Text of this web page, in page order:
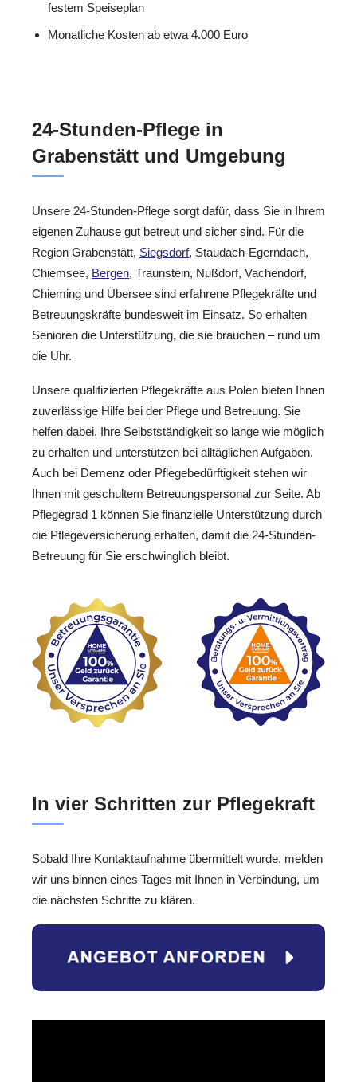
festem Speiseplan
Monatliche Kosten ab etwa 4.000 Euro
24-Stunden-Pflege in
Grabenstätt und Umgebung
Unsere 24-Stunden-Pflege sorgt dafür, dass Sie in Ihrem
eigenen Zuhause gut betreut und sicher sind. Für die
Region Grabenstätt, Siegsdorf, Staudach-Egerndach,
Chiemsee, Bergen, Traunstein, Nußdorf, Vachendorf,
Chieming und Übersee sind erfahrene Pflegekräfte und
Betreuungskräfte bundesweit im Einsatz. So erhalten
Senioren die Unterstützung, die sie brauchen – rund um
die Uhr.
Unsere qualifizierten Pflegekräfte aus Polen bieten Ihnen
zuverlässige Hilfe bei der Pflege und Betreuung. Sie
helfen dabei, Ihre Selbstständigkeit so lange wie möglich
zu erhalten und unterstützen bei alltäglichen Aufgaben.
Auch bei Demenz oder Pflegebedürftigkeit stehen wir
Ihnen mit geschultem Betreuungspersonal zur Seite. Ab
Pflegegrad 1 können Sie finanzielle Unterstützung durch
die Pflegeversicherung erhalten, damit die 24-Stunden-
Betreuung für Sie erschwinglich bleibt.
In vier Schritten zur Pflegekraft
Sobald Ihre Kontaktaufnahme übermittelt wurde, melden
wir uns binnen eines Tages mit Ihnen in Verbindung, um
die nächsten Schritte zu klären.